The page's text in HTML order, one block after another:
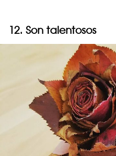
12. Son talentosos